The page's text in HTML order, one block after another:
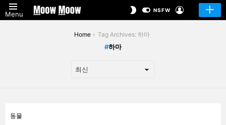
Menu
SWITCHNSFW
Home Tag Archives: 하마
하마
STORIES
동물